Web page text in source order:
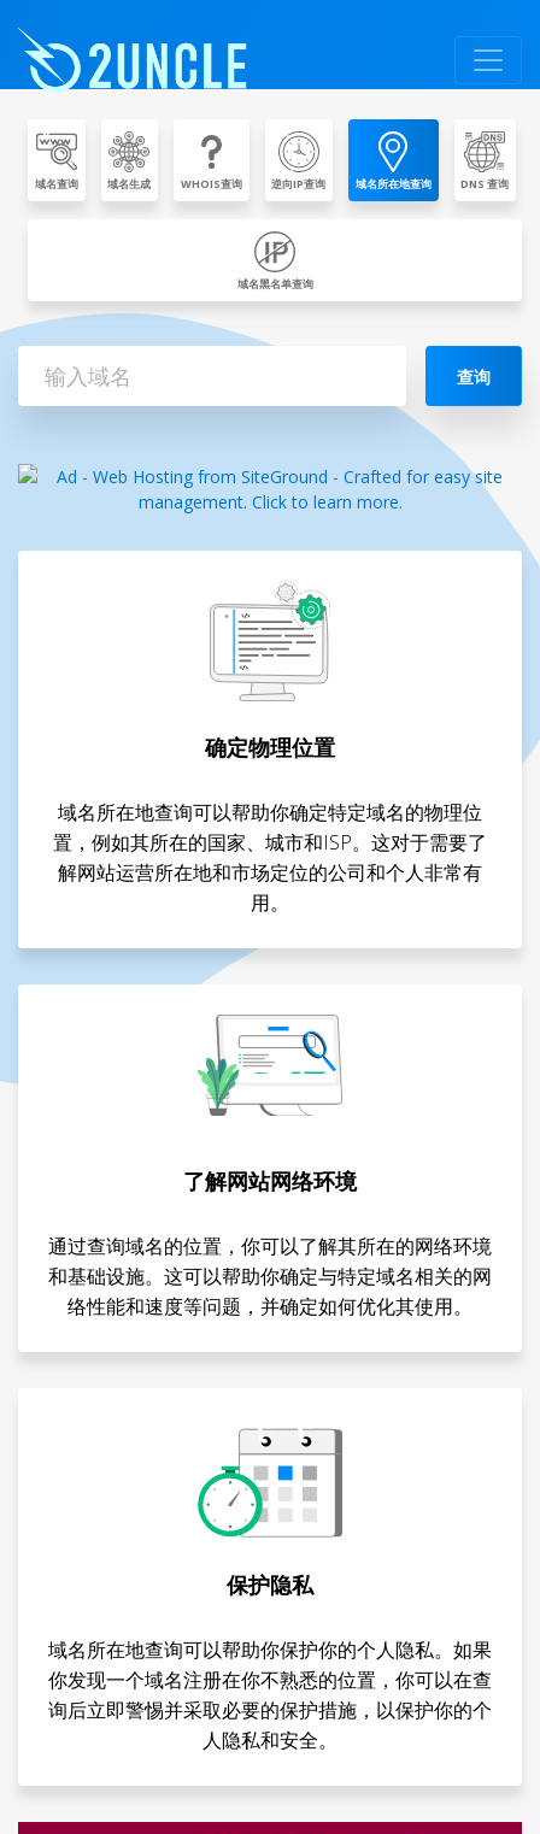
域名查询 域名生成 WHOIS查询 逆向IP查询 域名所在地查询 DNS 查询
域名黑名单查询
查询
确定物理位置
域名所在地查询可以帮助你确定特定域名的物理位
置，例如其所在的国家、城市和ISP。这对于需要了
解网站运营所在地和市场定位的公司和个人非常有
用。
了解网站网络环境
通过查询域名的位置，你可以了解其所在的网络环境
和基础设施。这可以帮助你确定与特定域名相关的网
络性能和速度等问题，并确定如何优化其使用。
保护隐私
域名所在地查询可以帮助你保护你的个人隐私。如果
你发现一个域名注册在你不熟悉的位置，你可以在查
询后立即警惕并采取必要的保护措施，以保护你的个
人隐私和安全。